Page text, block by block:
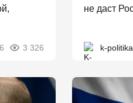
3 326
не даст
k-